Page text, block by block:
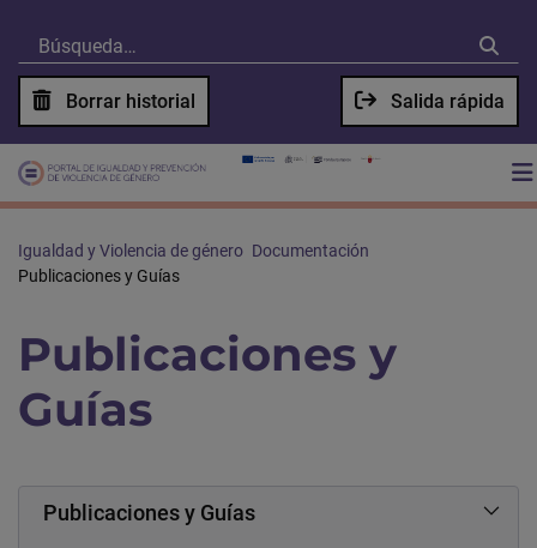
Borrar historial Salida rápida
Igualdad y Violencia de género Documentación
Publicaciones y Guías
Publicaciones y
Guías
Publicaciones y Guías